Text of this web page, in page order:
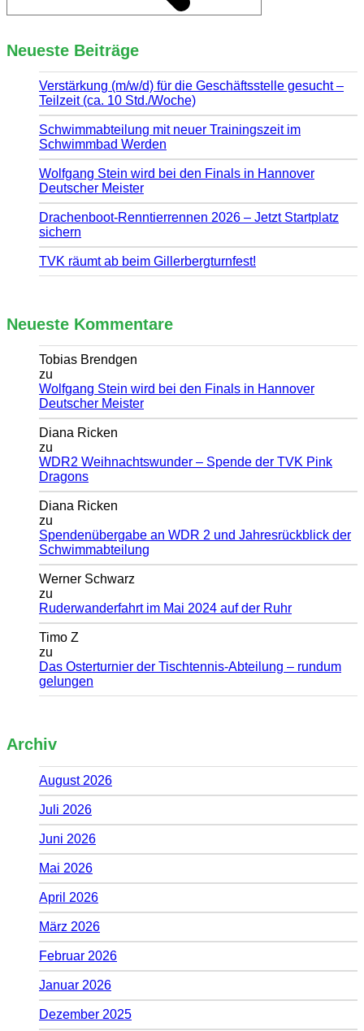
Neueste Beiträge
Verstärkung (m/w/d) für die Geschäftsstelle gesucht –
Teilzeit (ca. 10 Std./Woche)
Schwimmabteilung mit neuer Trainingszeit im
Schwimmbad Werden
Wolfgang Stein wird bei den Finals in Hannover
Deutscher Meister
Drachenboot-Renntierrennen 2026 – Jetzt Startplatz
sichern
TVK räumt ab beim Gillerbergturnfest!
Neueste Kommentare
Tobias Brendgen
zu
Wolfgang Stein wird bei den Finals in Hannover
Deutscher Meister
Diana Ricken
zu
WDR2 Weihnachtswunder – Spende der TVK Pink
Dragons
Diana Ricken
zu
Spendenübergabe an WDR 2 und Jahresrückblick der
Schwimmabteilung
Werner Schwarz
zu
Ruderwanderfahrt im Mai 2024 auf der Ruhr
Timo Z
zu
Das Osterturnier der Tischtennis-Abteilung – rundum
gelungen
Archiv
August 2026
Juli 2026
Juni 2026
Mai 2026
April 2026
März 2026
Februar 2026
Januar 2026
Dezember 2025